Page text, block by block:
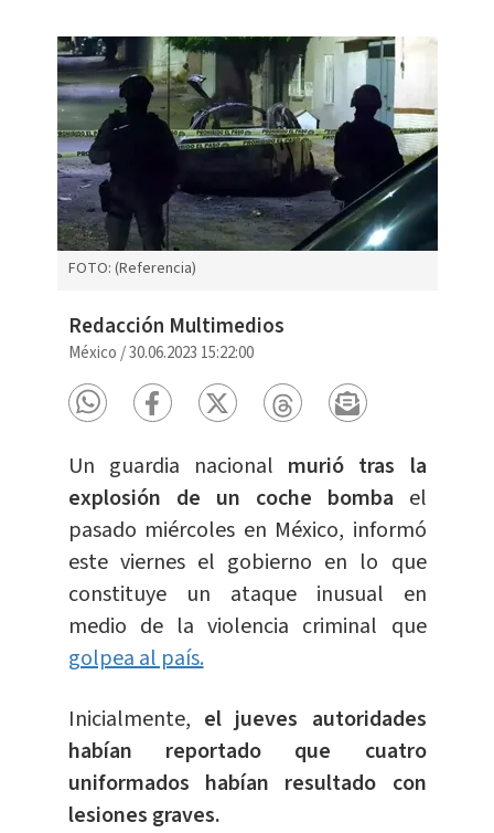
FOTO: (Referencia)
Redacción Multimedios
México /30.06.2023 15:22:00
Un guardia nacional murió tras la
explosión de un coche bomba el
pasado miércoles en México, informó
este viernes el gobierno en lo que
constituye un ataque inusual en
medio de la violencia criminal que
golpea al país.
Inicialmente, el jueves autoridades
habían reportado que cuatro
uniformados habían resultado con
lesiones graves.